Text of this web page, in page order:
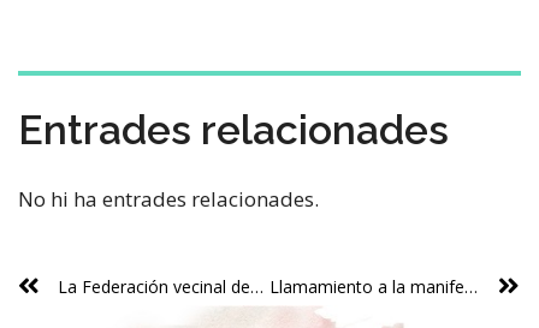
Entrades relacionades
No hi ha entrades relacionades.
La Federación vecinal denuncia el incumplimiento del planeamiento urbanístico vigente por las antiguas bases de la Copa América Llamamiento a la manifestación por la vivienda en València